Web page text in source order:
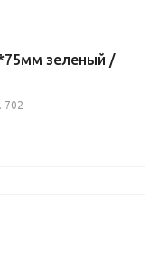
зеленый /
702